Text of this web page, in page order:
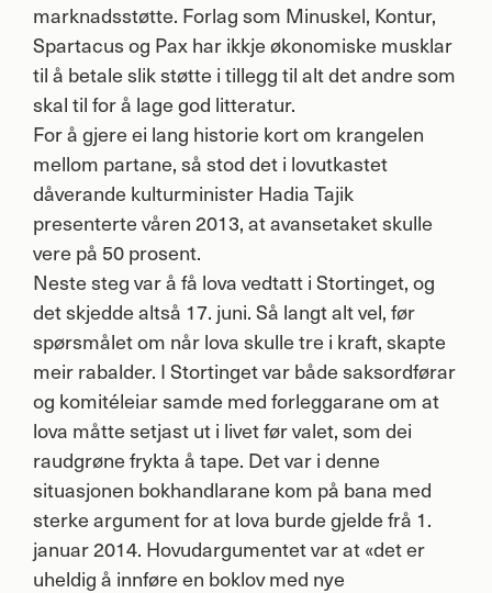
marknadsstøtte. Forlag som Minuskel, Kontur,
Spartacus og Pax har ikkje økonomiske musklar
til å betale slik støtte i tillegg til alt det andre som
skal til for å lage god litteratur.
For å gjere ei lang historie kort om krangelen
mellom partane, så stod det i lovutkastet
dåverande kulturminister Hadia Tajik
presenterte våren 2013, at avansetaket skulle
vere på 50 prosent.
Neste steg var å få lova vedtatt i Stortinget, og
det skjedde altså 17. juni. Så langt alt vel, før
spørsmålet om når lova skulle tre i kraft, skapte
meir rabalder. I Stortinget var både saksordførar
og komitéleiar samde med forleggarane om at
lova måtte setjast ut i livet før valet, som dei
raudgrøne frykta å tape. Det var i denne
situasjonen bokhandlarane kom på bana med
sterke argument for at lova burde gjelde frå 1.
januar 2014. Hovudargumentet var at «det er
uheldig å innføre en boklov med nye